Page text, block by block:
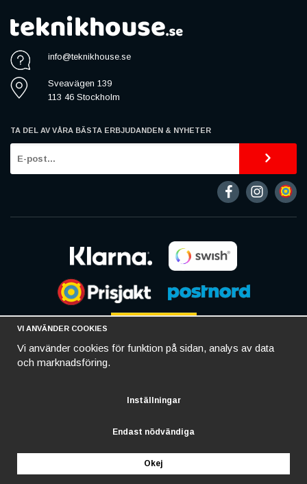
info@teknikhouse.se
Sveavägen 139
113 46 Stockholm
TA DEL AV VÅRA BÄSTA ERBJUDANDEN & NYHETER
VI ANVÄNDER COOKIES
Vi använder cookies för funktion på sidan, analys av data
och marknadsföring.
Inställningar
Endast nödvändiga
Okej